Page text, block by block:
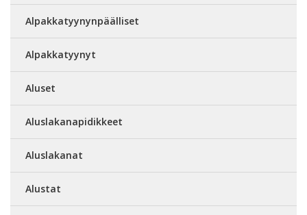
Alpakkatyynynpäälliset
Alpakkatyynyt
Aluset
Aluslakanapidikkeet
Aluslakanat
Alustat